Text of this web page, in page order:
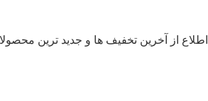
اطلاع از آخرین تخفیف ها و جدید ترین